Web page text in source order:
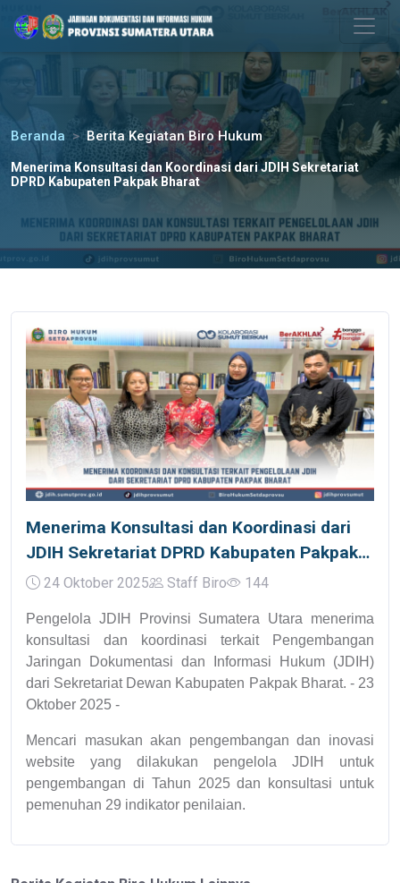
Please
note:
includes
an
accessibility
system.
Beranda Berita Kegiatan Biro Hukum
Menerima Konsultasi dan Koordinasi dari JDIH Sekretariat
DPRD Kabupaten Pakpak Bharat
Menerima Konsultasi dan Koordinasi dari
JDIH Sekretariat DPRD Kabupaten Pakpak
Bharat
24 Oktober 2025 Staff Biro 144
Pengelola JDIH Provinsi Sumatera Utara menerima
konsultasi dan koordinasi terkait Pengembangan
Jaringan Dokumentasi dan Informasi Hukum (JDIH)
dari Sekretariat Dewan Kabupaten Pakpak Bharat. - 23
Oktober 2025 -
Mencari masukan akan pengembangan dan inovasi
website yang dilakukan pengelola JDIH untuk
pengembangan di Tahun 2025 dan konsultasi untuk
pemenuhan 29 indikator penilaian.